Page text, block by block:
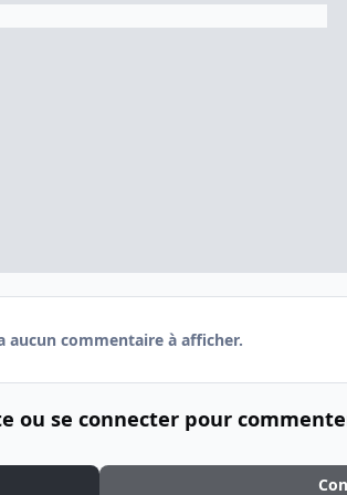
aucun commentaire à afficher.
ou se connecter pour